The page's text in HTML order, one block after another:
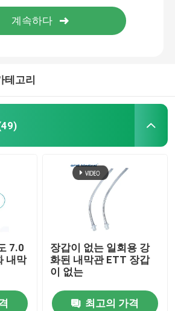
테고리
7.0
내막
장갑이 없는 일회용 강
화된 내막관 ETT 장갑
이 없는
최고의 가격